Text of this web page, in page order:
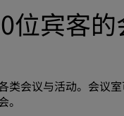
位宾客的
类会议与活动。会议